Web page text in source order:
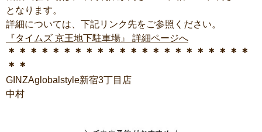
となります。
詳細については、下記リンク先をご参照ください。
『タイムズ 京王地下駐車場』 詳細ページへ
＊＊＊＊＊＊＊＊＊＊＊＊＊＊＊＊＊＊＊＊＊＊
＊＊
GINZAglobalstyle新宿3丁目店
中村